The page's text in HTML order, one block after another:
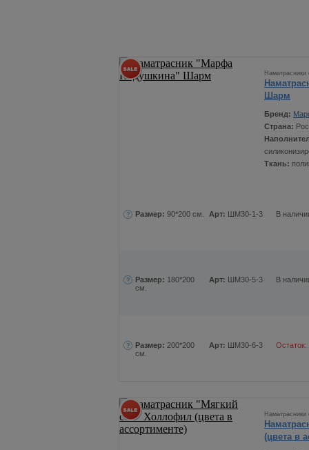
Наматрасники
Шарм
Бренд:
Страна:
Ткань:
Размер: 90*200 см. Арт: ШМ30-1-3 В
Размер: 180*200
см.
Арт: ШМ30-5-3 В
Размер: 200*200
см.
Арт: ШМ30-6-3 Остаток:
Наматрасники
(цвета в